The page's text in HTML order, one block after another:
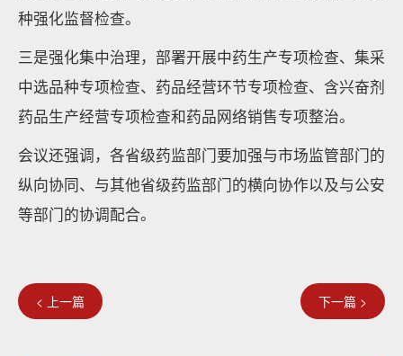
种强化监督检查。
三是强化集中治理，部署开展中药生产专项检查、集采
中选品种专项检查、药品经营环节专项检查、含兴奋剂
药品生产经营专项检查和药品网络销售专项整治。
会议还强调，各省级药监部门要加强与市场监管部门的
纵向协同、与其他省级药监部门的横向协作以及与公安
等部门的协调配合。
< 上一篇 下一篇 >